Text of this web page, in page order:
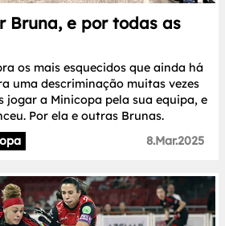
Bruna, e por todas as
os mais esquecidos que ainda há
uma descriminação muitas vezes
jogar a Minicopa pela sua equipa, e
Por ela e outras Brunas.
8.Mar.2025